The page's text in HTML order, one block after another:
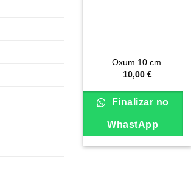
Oxum 10 cm
10,00 €
Finalizar no
WhastApp